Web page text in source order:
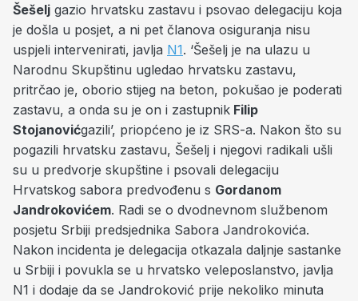
Šešelj gazio hrvatsku zastavu i psovao delegaciju koja
je došla u posjet, a ni pet članova osiguranja nisu
uspjeli intervenirati, javlja N1. ‘Šešelj je na ulazu u
Narodnu Skupštinu ugledao hrvatsku zastavu,
pritrčao je, oborio stijeg na beton, pokušao je poderati
zastavu, a onda su je on i zastupnik Filip
Stojanovićgazili’, priopćeno je iz SRS-a. Nakon što su
pogazili hrvatsku zastavu, Šešelj i njegovi radikali ušli
su u predvorje skupštine i psovali delegaciju
Hrvatskog sabora predvođenu s Gordanom
Jandrokovićem. Radi se o dvodnevnom službenom
posjetu Srbiji predsjednika Sabora Jandrokovića.
Nakon incidenta je delegacija otkazala daljnje sastanke
u Srbiji i povukla se u hrvatsko veleposlanstvo, javlja
N1 i dodaje da se Jandroković prije nekoliko minuta